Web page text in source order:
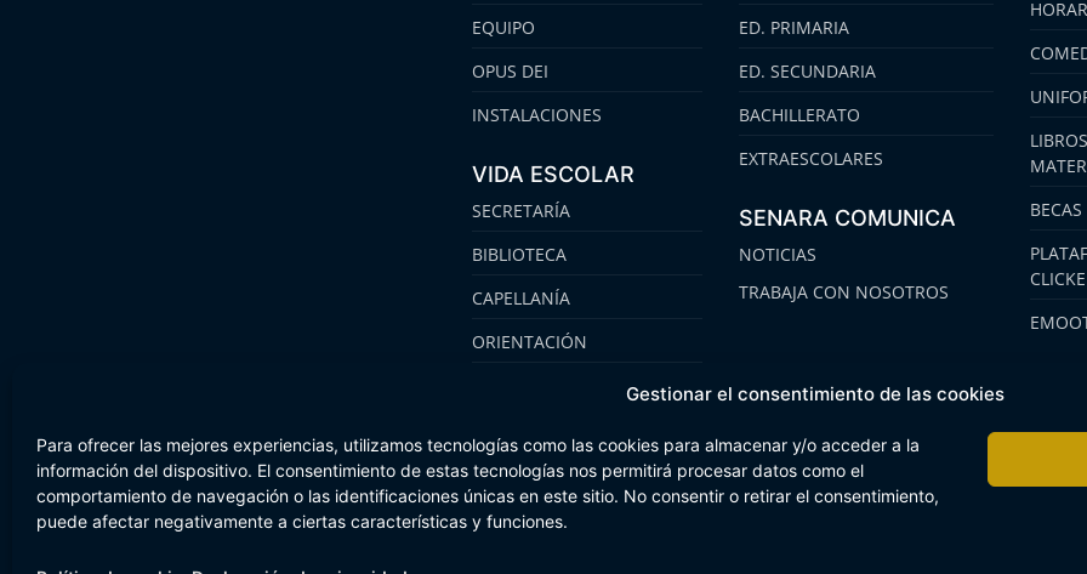
Gestionar el consentimiento de las cookies
Para ofrecer las mejores experiencias, utilizamos tecnologías como las cookies para almacenar y/o acceder a la
información del dispositivo. El consentimiento de estas tecnologías nos permitirá procesar datos como el
comportamiento de navegación o las identificaciones únicas en este sitio. No consentir o retirar el consentimiento,
puede afectar negativamente a ciertas características y funciones.
EQUIPO
OPUS DEI
INSTALACIONES
VIDA ESCOLAR
SECRETARÍA
BIBLIOTECA
CAPELLANÍA
ORIENTACIÓN
ED. PRIMARIA
ED. SECUNDARIA
BACHILLERATO
EXTRAESCOLARES
SENARA COMUNICA
NOTICIAS
TRABAJA CON NOSOTROS
Aviso Legal Política de cookies Canal de Información Interna Buzón Plan Regional